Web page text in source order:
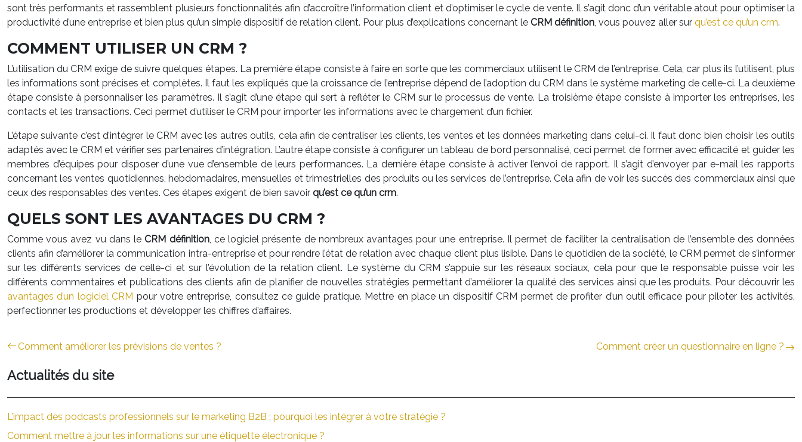
sont très performants et rassemblent plusieurs fonctionnalités afin d’accroître l’information client et d’optimiser le cycle de vente. Il s’agit donc d’un véritable atout pour optimiser la
productivité d’une entreprise et bien plus qu’un simple dispositif de relation client. Pour plus d’explications concernant le CRM définition, vous pouvez aller sur qu’est ce qu’un crm.
COMMENT UTILISER UN CRM ?
L’utilisation du CRM exige de suivre quelques étapes. La première étape consiste à faire en sorte que les commerciaux utilisent le CRM de l’entreprise. Cela, car plus ils l’utilisent, plus
les informations sont précises et complètes. Il faut les expliqués que la croissance de l’entreprise dépend de l’adoption du CRM dans le système marketing de celle-ci. La deuxième
étape consiste à personnaliser les paramètres. Il s’agit d’une étape qui sert à refléter le CRM sur le processus de vente. La troisième étape consiste à importer les entreprises, les
contacts et les transactions. Ceci permet d’utiliser le CRM pour importer les informations avec le chargement d’un fichier.
L’étape suivante c’est d’intégrer le CRM avec les autres outils, cela afin de centraliser les clients, les ventes et les données marketing dans celui-ci. Il faut donc bien choisir les outils
adaptés avec le CRM et vérifier ses partenaires d’intégration. L’autre étape consiste à configurer un tableau de bord personnalisé, ceci permet de former avec efficacité et guider les
membres d’équipes pour disposer d’une vue d’ensemble de leurs performances. La dernière étape consiste à activer l’envoi de rapport. Il s’agit d’envoyer par e-mail les rapports
concernant les ventes quotidiennes, hebdomadaires, mensuelles et trimestrielles des produits ou les services de l’entreprise. Cela afin de voir les succès des commerciaux ainsi que
ceux des responsables des ventes. Ces étapes exigent de bien savoir qu’est ce qu’un crm.
QUELS SONT LES AVANTAGES DU CRM ?
Comme vous avez vu dans leCRM définition, ce logiciel présente de nombreux avantages pour une entreprise. Il permet de faciliter la centralisation de l’ensemble des données
clients afin d’améliorer la communication intra-entreprise et pour rendre l’état de relation avec chaque client plus lisible. Dans le quotidien de la société, le CRM permet de s’informer
sur les différents services de celle-ci et sur l’évolution de la relation client. Le système du CRM s’appuie sur les réseaux sociaux, cela pour que le responsable puisse voir les
différents commentaires et publications des clients afin de planifier de nouvelles stratégies permettant d’améliorer la qualité des services ainsi que les produits. Pour découvrir les
avantages d’un logiciel CRM pour votre entreprise, consultez ce guide pratique. Mettre en place un dispositif CRM permet de profiter d’un outil efficace pour piloter les activités,
perfectionner les productions et développer les chiffres d’affaires.
Comment améliorer les prévisions de ventes ? Comment créer un questionnaire en ligne ?
Actualités du site
L’impact des podcasts professionnels sur le marketing B2B : pourquoi les intégrer à votre stratégie ?
Comment mettre à jour les informations sur une étiquette électronique ?